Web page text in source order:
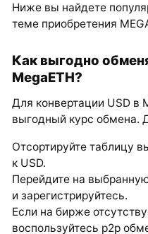
Ниже вы найдете
теме приобретения
Как выгодно
MegaETH?
Для конвертации USD в
выгодный курс обмена.
Отсортируйте таблицу
к USD.
Перейдите на
и зарегистрируйтесь.
Если на бирже
воспользуйтесь p2p